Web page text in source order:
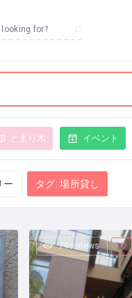
for?
とまり木 イベント
ー タグ: 場所貸し
799 views